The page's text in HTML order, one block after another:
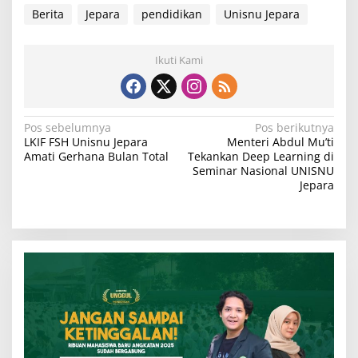
Berita Jepara pendidikan Unisnu Jepara
Ikuti Kami
N
a
g
a
Pos sebelumnya
LKIF FSH Unisnu Jepara
Amati Gerhana Bulan Total
Pos berikutnya
Menteri Abdul Mu’ti
Tekankan Deep Learning di
Seminar Nasional UNISNU
Jepara